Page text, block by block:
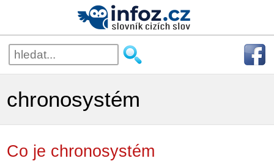
chronosystém
Co je chronosystém